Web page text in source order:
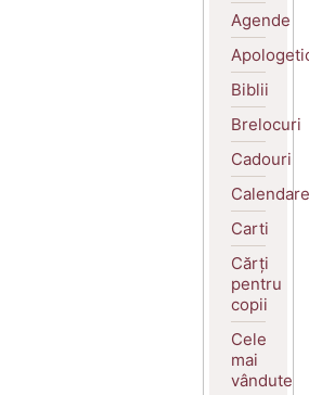
Agende
Biblii
Brelocuri
Cadouri
Calendare
Carti
Cărți
pentru
copii
Cele
mai
vândute